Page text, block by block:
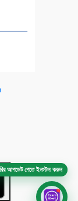
আপডেট পেতে ইনস্টল করুন